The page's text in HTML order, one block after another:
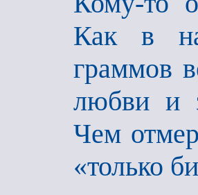
Как в
граммов
любви и
Чем
«только